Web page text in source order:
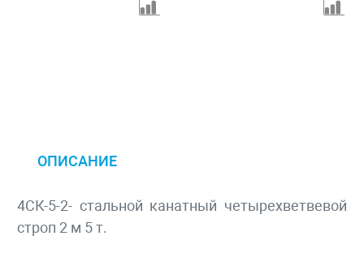
ОПИСАНИЕ
4СК-5-2- стальной канатный четырехветвевой
строп 2 м 5 т.